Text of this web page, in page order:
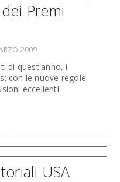
Premi
2009
di quest'anno, i
con le nuove regole
eccellenti.
USA